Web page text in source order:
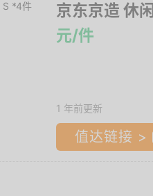
京东京造 休
元/件
1 年前更新
值达链接 >